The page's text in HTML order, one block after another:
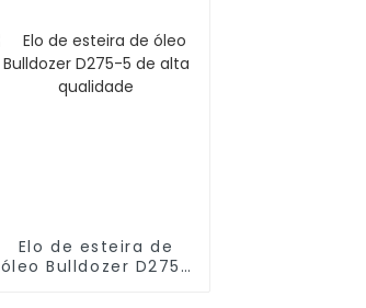
Elo de esteira de
óleo Bulldozer D275-